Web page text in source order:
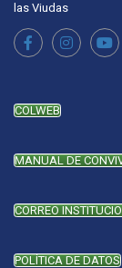
las Viudas
COLWEB
MANUAL DE
CORREO
POLÍTICA DE DATOS